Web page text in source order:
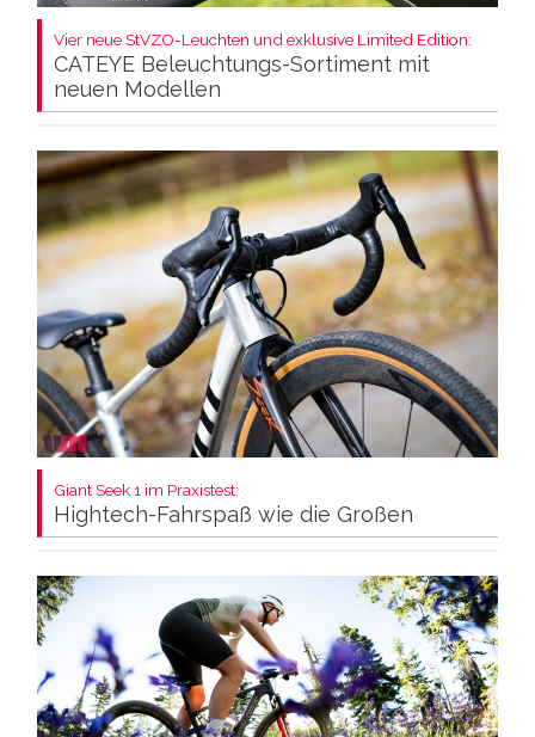
Vier neue StVZO-Leuchten und exklusive Limited Edition:
CATEYE Beleuchtungs-Sortiment mit
neuen Modellen
Giant Seek 1 im Praxistest:
Hightech-Fahrspaß wie die Großen